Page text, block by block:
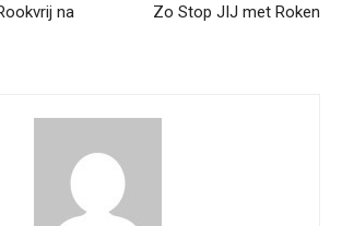
na
Zo Stop JIJ met Roken